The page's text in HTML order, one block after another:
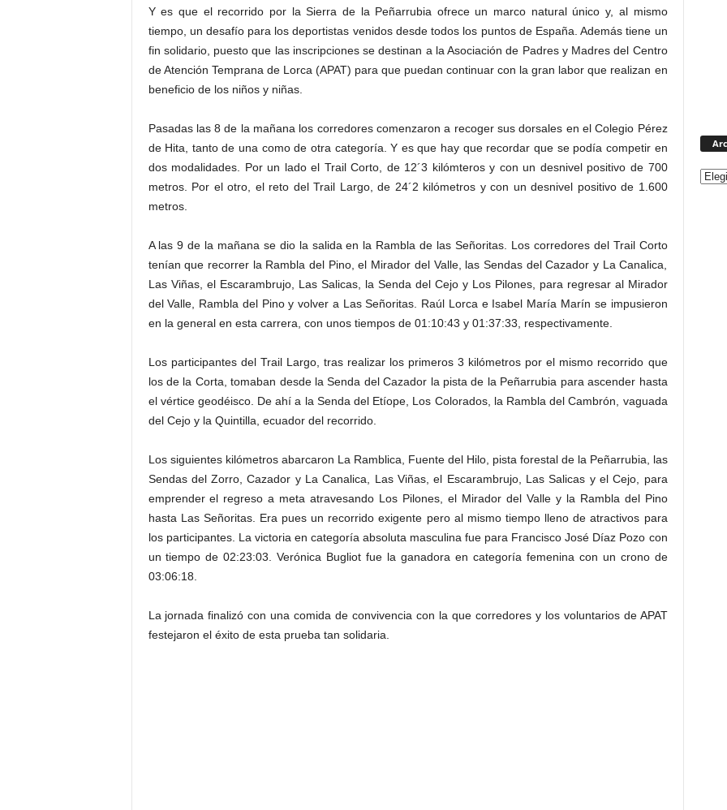
Y es que el recorrido por la Sierra de la Peñarrubia ofrece un marco natural único y, al mismo
tiempo, un desafío para los deportistas venidos desde todos los puntos de España. Además tiene un
fin solidario, puesto que las inscripciones se destinan a la Asociación de Padres y Madres del Centro
de Atención Temprana de Lorca (APAT) para que puedan continuar con la gran labor que realizan en
beneficio de los niños y niñas.
Pasadas las 8 de la mañana los corredores comenzaron a recoger sus dorsales en el Colegio Pérez
de Hita, tanto de una como de otra categoría. Y es que hay que recordar que se podía competir en
dos modalidades. Por un lado el Trail Corto, de 12´3 kilómteros y con un desnivel positivo de 700
metros. Por el otro, el reto del Trail Largo, de 24´2 kilómetros y con un desnivel positivo de 1.600
metros.
A las 9 de la mañana se dio la salida en la Rambla de las Señoritas. Los corredores del Trail Corto
tenían que recorrer la Rambla del Pino, el Mirador del Valle, las Sendas del Cazador y La Canalica,
Las Viñas, el Escarambrujo, Las Salicas, la Senda del Cejo y Los Pilones, para regresar al Mirador
del Valle, Rambla del Pino y volver a Las Señoritas. Raúl Lorca e Isabel María Marín se impusieron
en la general en esta carrera, con unos tiempos de 01:10:43 y 01:37:33, respectivamente.
Los participantes del Trail Largo, tras realizar los primeros 3 kilómetros por el mismo recorrido que
los de la Corta, tomaban desde la Senda del Cazador la pista de la Peñarrubia para ascender hasta
el vértice geodéisco. De ahí a la Senda del Etíope, Los Colorados, la Rambla del Cambrón, vaguada
del Cejo y la Quintilla, ecuador del recorrido.
Los siguientes kilómetros abarcaron La Ramblica, Fuente del Hilo, pista forestal de la Peñarrubia, las
Sendas del Zorro, Cazador y La Canalica, Las Viñas, el Escarambrujo, Las Salicas y el Cejo, para
emprender el regreso a meta atravesando Los Pilones, el Mirador del Valle y la Rambla del Pino
hasta Las Señoritas. Era pues un recorrido exigente pero al mismo tiempo lleno de atractivos para
los participantes. La victoria en categoría absoluta masculina fue para Francisco José Díaz Pozo con
un tiempo de 02:23:03. Verónica Bugliot fue la ganadora en categoría femenina con un crono de
03:06:18.
La jornada finalizó con una comida de convivencia con la que corredores y los voluntarios de APAT
festejaron el éxito de esta prueba tan solidaria.